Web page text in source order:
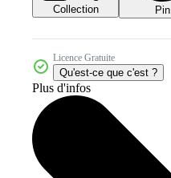
Collection Pin
Licence Gratuite
Qu'est-ce que c'est ?
Plus d'infos